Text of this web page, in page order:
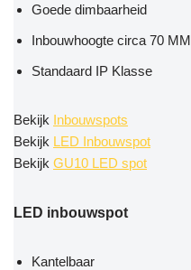
Goede dimbaarheid
Inbouwhoogte circa 70 MM
Standaard IP Klasse
Bekijk Inbouwspots
Bekijk LED Inbouwspot
Bekijk GU10 LED spot
LED inbouwspot
Kantelbaar